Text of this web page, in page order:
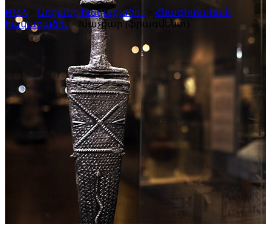
HMA Առցանց հավաքածու
Հնագիտական
հավաքածու > Խաչքար (ֆրագմենտ)